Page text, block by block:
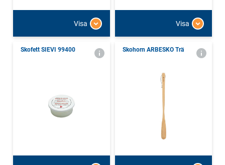
Visa Visa
Skofett SIEVI 99400 Skohorn ARBESKO Trä